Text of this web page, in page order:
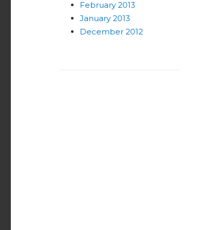
February 2013
January 2013
December 2012